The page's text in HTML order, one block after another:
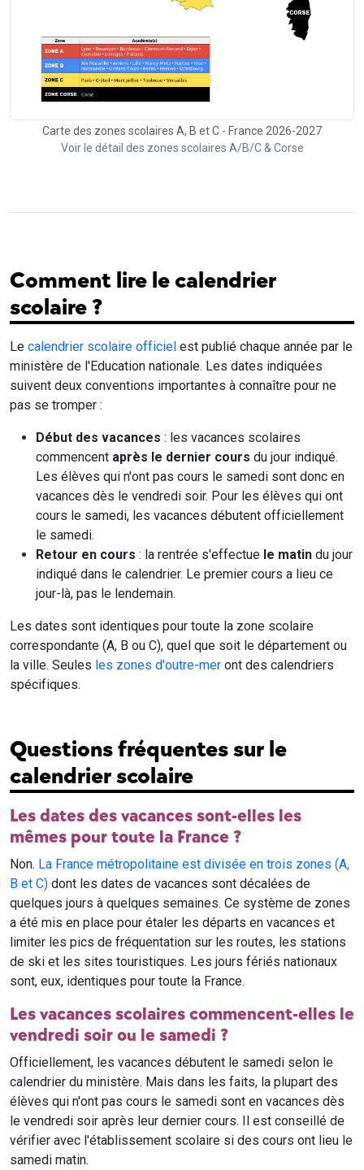
Carte des zones scolaires A, B et C - France 2026-2027
Voir le détail des zones scolaires A/B/C & Corse
Comment lire le calendrier
scolaire ?
Le calendrier scolaire officiel est publié chaque année par le
ministère de l'Education nationale. Les dates indiquées
suivent deux conventions importantes à connaître pour ne
pas se tromper :
Début des vacances : les vacances scolaires
commencent après le dernier cours du jour indiqué.
Les élèves qui n'ont pas cours le samedi sont donc en
vacances dès le vendredi soir. Pour les élèves qui ont
cours le samedi, les vacances débutent officiellement
le samedi.
Retour en cours : la rentrée s'effectue le matin du jour
indiqué dans le calendrier. Le premier cours a lieu ce
jour-là, pas le lendemain.
Les dates sont identiques pour toute la zone scolaire
correspondante (A, B ou C), quel que soit le département ou
la ville. Seules les zones d'outre-mer ont des calendriers
spécifiques.
Questions fréquentes sur le
calendrier scolaire
Les dates des vacances sont-elles les
mêmes pour toute la France ?
Non. La France métropolitaine est divisée en trois zones (A,
B et C) dont les dates de vacances sont décalées de
quelques jours à quelques semaines. Ce système de zones
a été mis en place pour étaler les départs en vacances et
limiter les pics de fréquentation sur les routes, les stations
de ski et les sites touristiques. Les jours fériés nationaux
sont, eux, identiques pour toute la France.
Les vacances scolaires commencent-elles le
vendredi soir ou le samedi ?
Officiellement, les vacances débutent le samedi selon le
calendrier du ministère. Mais dans les faits, la plupart des
élèves qui n'ont pas cours le samedi sont en vacances dès
le vendredi soir après leur dernier cours. Il est conseillé de
vérifier avec l'établissement scolaire si des cours ont lieu le
samedi matin.